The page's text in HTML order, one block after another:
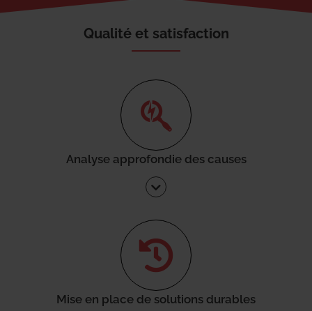
Qualité et satisfaction
Analyse approfondie des causes
Mise en place de solutions durables